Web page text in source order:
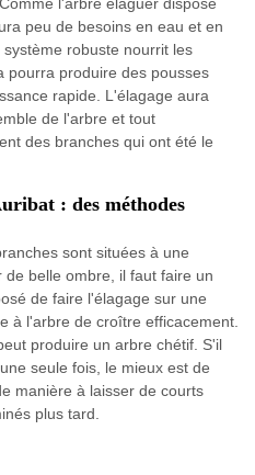
peu de besoins en eau et en
robuste nourrit les
pourra produire des pousses
rapide. L'élagage aura
de l'arbre et tout
des branches qui ont été le
: des méthodes
sont situées à une
belle ombre, il faut faire un
de faire l'élagage sur une
à l'arbre de croître efficacement.
produire un arbre chétif. S'il
seule fois, le mieux est de
manière à laisser de courts
plus tard.